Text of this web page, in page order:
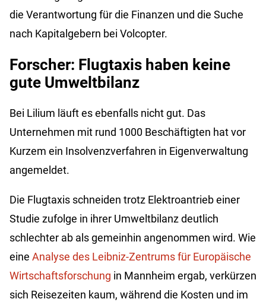
die Verantwortung für die Finanzen und die Suche
nach Kapitalgebern bei Volcopter.
Forscher: Flugtaxis haben keine
gute Umweltbilanz
Bei Lilium läuft es ebenfalls nicht gut. Das
Unternehmen mit rund 1000 Beschäftigten hat vor
Kurzem ein Insolvenzverfahren in Eigenverwaltung
angemeldet.
Die Flugtaxis schneiden trotz Elektroantrieb einer
Studie zufolge in ihrer Umweltbilanz deutlich
schlechter ab als gemeinhin angenommen wird. Wie
eine Analyse des Leibniz-Zentrums für Europäische
Wirtschaftsforschung in Mannheim ergab, verkürzen
sich Reisezeiten kaum, während die Kosten und im